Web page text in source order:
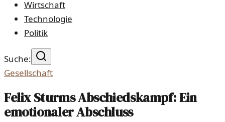
Wirtschaft
Technologie
Politik
Suche:
Gesellschaft
Felix Sturms Abschiedskampf: Ein
emotionaler Abschluss